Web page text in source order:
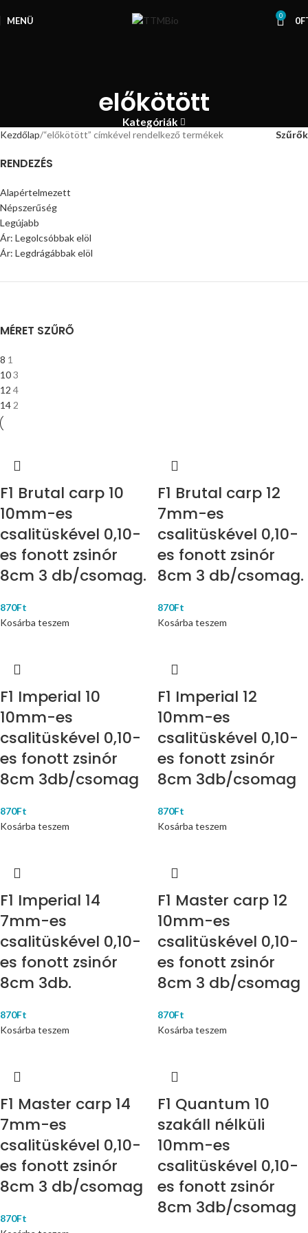
MENÜ 0 0
előkötött
Kategóriák
Kezdőlap “előkötött” címkével rendelkező termékek Szűrők
RENDEZÉS
Alapértelmezett
Népszerűség
Legújabb
Ár: Legolcsóbbak elöl
Ár: Legdrágábbak elöl
MÉRET SZŰRŐ
8 1
103
12 4
14 2
F1 Brutal carp 10
10mm-es
csalitüskével 0,10-
es fonott zsinór
8cm 3 db/csomag.
870Ft
Kosárba teszem
F1 Brutal carp 12
7mm-es
csalitüskével 0,10-
es fonott zsinór
8cm 3 db/csomag.
870Ft
Kosárba teszem
F1 Imperial 10
10mm-es
csalitüskével 0,10-
es fonott zsinór
8cm 3db/csomag
870Ft
Kosárba teszem
F1 Imperial 12
10mm-es
csalitüskével 0,10-
es fonott zsinór
8cm 3db/csomag
870Ft
Kosárba teszem
F1 Imperial 14
7mm-es
csalitüskével 0,10-
es fonott zsinór
8cm 3db.
870Ft
Kosárba teszem
F1 Master carp 12
10mm-es
csalitüskével 0,10-
es fonott zsinór
8cm 3 db/csomag
870Ft
Kosárba teszem
F1 Master carp 14
7mm-es
csalitüskével 0,10-
es fonott zsinór
8cm 3 db/csomag
870Ft
F1 Quantum 10
szakáll nélküli
10mm-es
csalitüskével 0,10-
es fonott zsinór
8cm 3db/csomag